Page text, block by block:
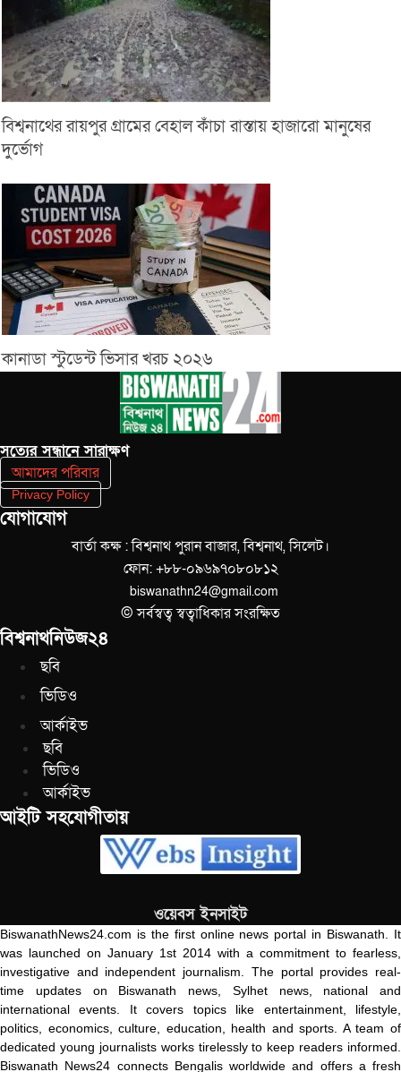
বিশ্বনাথের রায়পুর গ্রামের বেহাল কাঁচা রাস্তায় হাজারো মানুষের
দুর্ভোগ
কানাডা স্টুডেন্ট ভিসার খরচ ২০২৬
সত‌্যের সন্ধানে সারাক্ষণ
আমাদের পরিবার
Privacy Policy
যোগাযোগ
বার্তা কক্ষ : বিশ্বনাথ পুরান বাজার, বিশ্বনাথ, সিলেট।
ফোন: +৮৮-০৯৬৯৭০৮০৮১২
biswanathn24@gmail.com
© সর্বস্বত্ব স্বত্বাধিকার সংরক্ষিত
বিশ্বনাথনিউজ২৪
ছবি
ভিডিও
আর্কাইভ
ছবি
ভিডিও
আর্কাইভ
আইটি সহযোগীতায়
ওয়েবস ইনসাইট
BiswanathNews24.com is the first online news portal in Biswanath. It
was launched on January 1st 2014 with a commitment to fearless,
investigative and independent journalism. The portal provides real-
time updates on Biswanath news, Sylhet news, national and
international events. It covers topics like entertainment, lifestyle,
politics, economics, culture, education, health and sports. A team of
dedicated young journalists works tirelessly to keep readers informed.
Biswanath News24 connects Bengalis worldwide and offers a fresh